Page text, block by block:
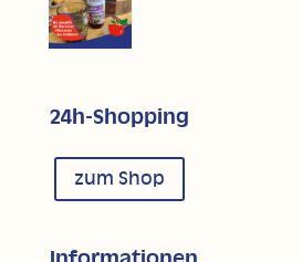
24h-Shopping
zum Shop